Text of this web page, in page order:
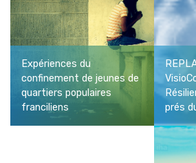
Expériences du
confinement de jeunes de
quartiers populaires
franciliens
prés